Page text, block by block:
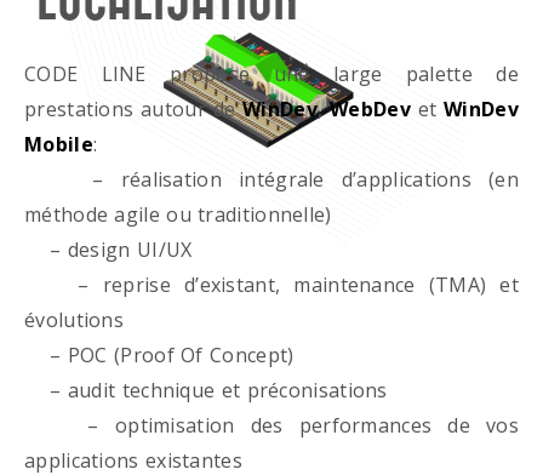
CODE LINE propose une large palette de
prestations autour deWinDev,WebDevet WinDev
Mobile:
– réalisation intégrale d’applications (en
méthode agile ou traditionnelle)
– design UI/UX
– reprise d’existant, maintenance (TMA) et
évolutions
– POC (Proof Of Concept)
– audit technique et préconisations
– optimisation des performances de vos
applications existantes